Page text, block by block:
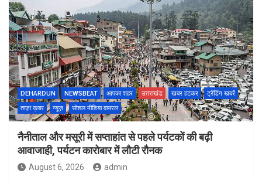
DEHARDUN NEWSBEAT आपका शहर उत्तराखंड खबर हटकर
ट्रेंडिंग खबरें
ताज़ा ख़बर
न्यूज़ सोशल मीडिया वायरल
नैनीताल और मसूरी में सप्ताहांत से पहले पर्यटकों की बढ़ी
आवाजाही, पर्यटन कारोबार में लौटी रौनक
August 6, 2026 admin